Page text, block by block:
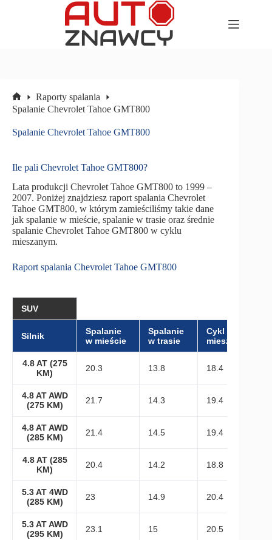
Strona
główna
Raporty spalania
Spalanie Chevrolet Tahoe GMT800
Spalanie Chevrolet Tahoe GMT800
Ile pali Chevrolet Tahoe GMT800?
Lata produkcji Chevrolet Tahoe GMT800 to 1999 –
2007. Poniżej znajdziesz raport spalania Chevrolet
Tahoe GMT800, w którym zamieściliśmy takie dane
jak spalanie w mieście, spalanie w trasie oraz średnie
spalanie Chevrolet Tahoe GMT800 w cyklu
mieszanym.
Raport spalania Chevrolet Tahoe GMT800
SUV
Silnik
Spalanie
w mieście
Spalanie
w trasie
Cykl
mieszany
4.8 AT (275
KM)
20.3 13.8 18.4
4.8 AT AWD
(275 KM)
21.7 14.3 19.4
4.8 AT AWD
(285 KM)
21.4 14.5 19.4
4.8 AT (285
KM)
20.4 14.2 18.8
5.3 AT 4WD
(285 KM)
23 14.9 20.4
5.3 AT AWD
(295 KM)
23.1 15 20.5